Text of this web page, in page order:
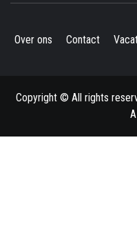
Over ons Contact
Copyright © All rights